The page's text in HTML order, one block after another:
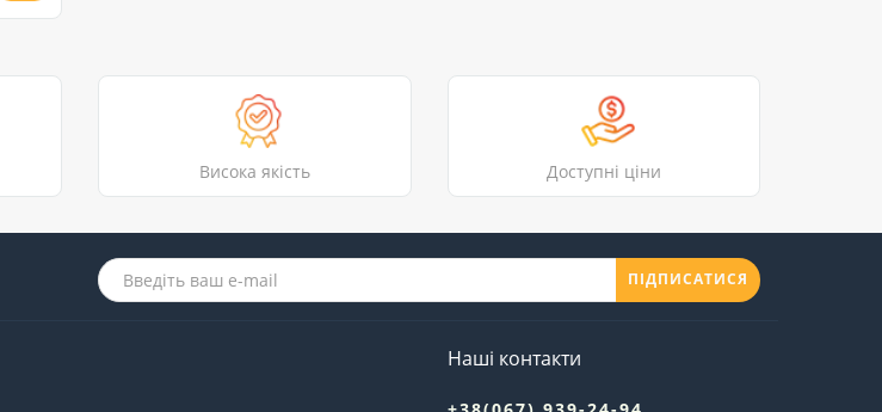
Висока якість Доступні ціни
ПІДПИСАТИСЯ
Наші контакти